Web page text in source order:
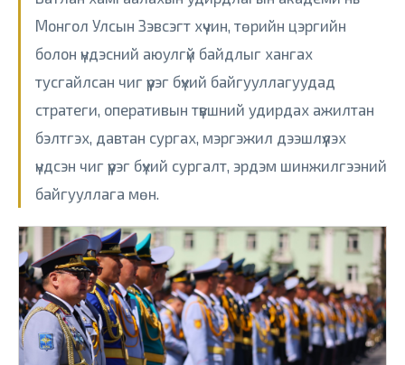
Монгол Улсын Зэвсэгт хүчин, төрийн цэргийн
болон үндэсний аюулгүй байдлыг хангах
тусгайлсан чиг үүрэг бүхий байгууллагуудад
стратеги, оперативын түвшний удирдах ажилтан
бэлтгэх, давтан сургах, мэргэжил дээшлүүлэх
үндсэн чиг үүрэг бүхий сургалт, эрдэм шинжилгээний
байгууллага мөн.